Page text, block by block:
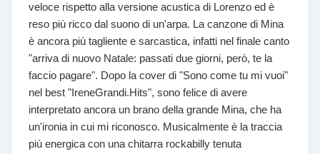
veloce rispetto alla versione acustica di Lorenzo ed è
reso più ricco dal suono di un'arpa. La canzone di Mina
è ancora più tagliente e sarcastica, infatti nel finale canto
"arriva di nuovo Natale: passati due giorni, però, te la
faccio pagare". Dopo la cover di "Sono come tu mi vuoi"
nel best "IreneGrandi.Hits", sono felice di avere
interpretato ancora un brano della grande Mina, che ha
un'ironia in cui mi riconosco. Musicalmente è la traccia
più energica con una chitarra rockabilly tenuta